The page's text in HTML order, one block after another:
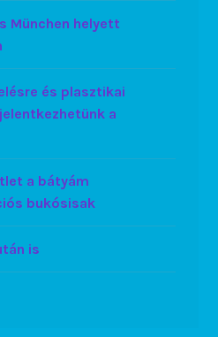
München helyett
és plasztikai
a
a bátyám
bukósisak
is